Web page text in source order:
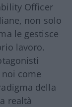
Officer
non solo
le gestisce
lavoro.
come
della
realtà